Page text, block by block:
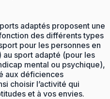
adaptés proposent une
des différents types
pour les personnes en
au sport adapté (pour les
mental ou psychique),
aux déficiences
choisir l’activité qui
et à vos envies.